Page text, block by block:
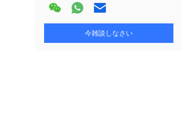
今雑談しなさい